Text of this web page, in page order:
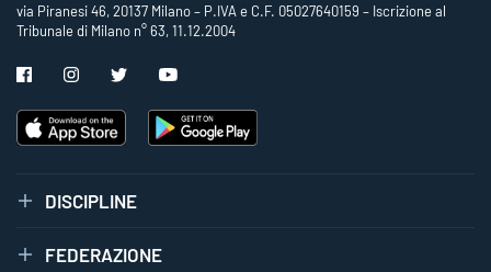
via Piranesi 46, 20137 Milano – P.IVA e C.F. 05027640159 – Iscrizione al
Tribunale di Milano n° 63, 11.12.2004
DISCIPLINE
FEDERAZIONE